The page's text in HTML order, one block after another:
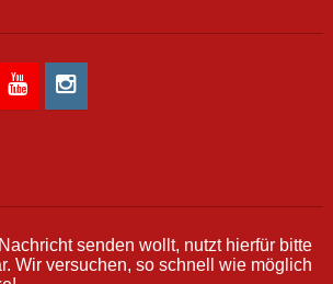
senden wollt, nutzt hierfür bitte
Wir versuchen, so schnell wie möglich